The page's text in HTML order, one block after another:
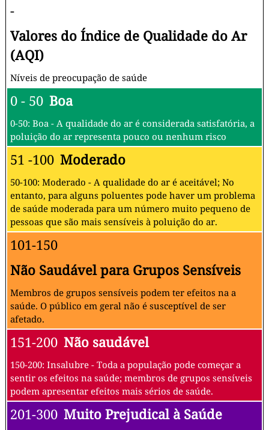
-
Valores do Índice de Qualidade do Ar
(AQI)
Níveis de preocupação de saúde
0 - 50 Boa
0-50: Boa - A qualidade do ar é considerada satisfatória, a
poluição do ar representa pouco ou nenhum risco
51 -100 Moderado
50-100: Moderado - A qualidade do ar é aceitável; No
entanto, para alguns poluentes pode haver um problema
de saúde moderada para um número muito pequeno de
pessoas que são mais sensíveis à poluição do ar.
101-150
Não Saudável para Grupos Sensíveis
Membros de grupos sensíveis podem ter efeitos na a
saúde. O público em geral não é susceptível de ser
afetado.
151-200 Não saudável
150-200: Insalubre - Toda a população pode começar a
sentir os efeitos na saúde; membros de grupos sensíveis
podem apresentar efeitos mais sérios de saúde.
201-300 Muito Prejudical à Saúde